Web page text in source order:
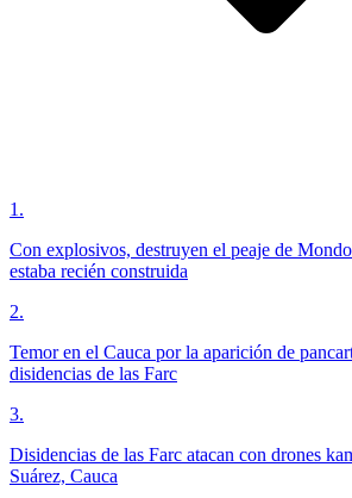
1 .
Con explosivos, destruyen el peaje de
estaba recién construida
2.
Temor en el Cauca por la aparición de
disidencias de las Farc
3.
Disidencias de las Farc atacan con drones
Suárez, Cauca